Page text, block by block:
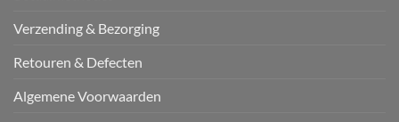
Verzending & Bezorging
Retouren & Defecten
Algemene Voorwaarden